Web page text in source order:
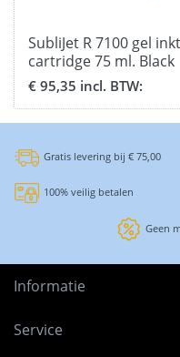
SubliJet R 7100 gel
cartridge 75 ml. Black
€ 95,35 incl. BTW:
Gratis levering bij € 75,00
100% veilig betalen
Geen
Informatie
Service